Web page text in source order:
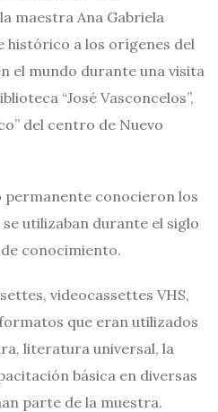
maestra Ana Gabriela
histórico a los orígenes del
el mundo durante una visita
“José Vasconcelos”,
del centro de Nuevo
permanente conocieron los
utilizaban durante el siglo
conocimiento.
videocassettes VHS,
que eran utilizados
literatura universal, la
básica en diversas
parte de la muestra.